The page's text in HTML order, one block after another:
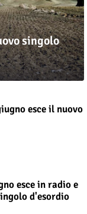
singolo
esce il nuovo
esce in radio e
d'esordio